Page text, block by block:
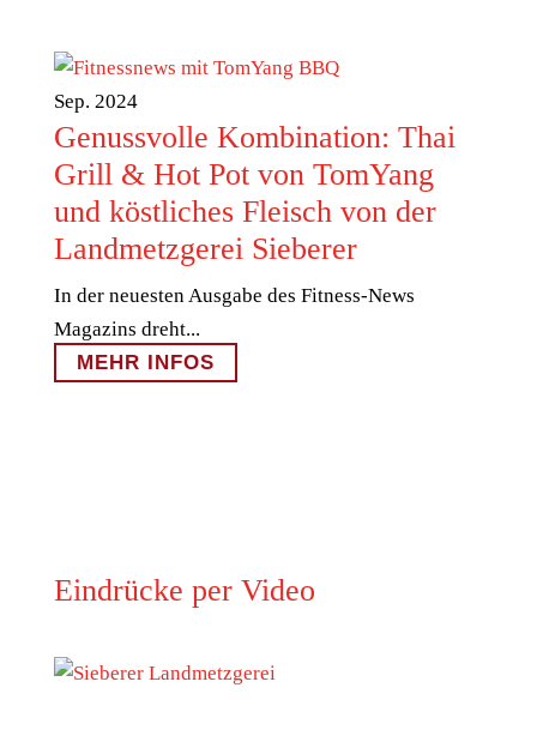
Sep. 2024
Genussvolle Kombination: Thai
Grill & Hot Pot von TomYang
und köstliches Fleisch von der
Landmetzgerei Sieberer
In der neuesten Ausgabe des Fitness-News
Magazins dreht...
MEHR INFOS
Eindrücke per Video